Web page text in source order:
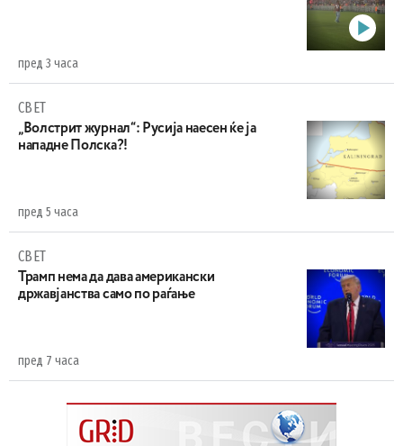
пред 3 часа
СВЕТ
„Волстрит журнал“: Русија наесен ќе ја
нападне Полска?!
пред 5 часа
СВЕТ
Трамп нема да дава американски
државјанства само по раѓање
пред 7 часа